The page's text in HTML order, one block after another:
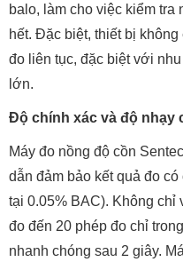
balo, làm cho việc kiểm
hết. Đặc biệt, thiết bị
đo liên tục, đặc biệt với
lớn.
Độ chính xác và độ nhạy
Máy đo nồng độ cồn
dẫn đảm bảo kết quả đo
tại 0.05% BAC). Không chỉ
đo đến 20 phép đo chỉ
nhanh chóng sau 2 giây.